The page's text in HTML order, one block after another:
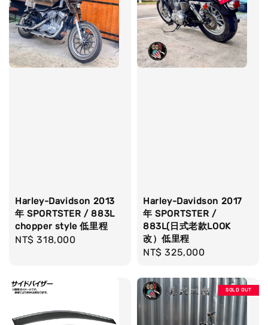
Harley-Davidson 2013
年 SPORTSTER / 883L
chopper style 低里程
Regular
NT$ 318,000
Harley-Davidson 2017
年 SPORTSTER /
883L(日式老款LOOK
改）低里程
Regular
NT$ 325,000
SOLD OUT